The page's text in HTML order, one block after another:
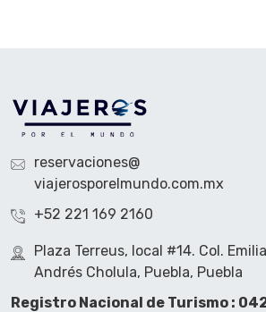
reservaciones@
viajerosporelmundo.com.mx
+52 221 169 2160
Plaza Terreus, local #14. Col.
Andrés Cholula, Puebla, Puebla
Registro Nacional de Turismo :